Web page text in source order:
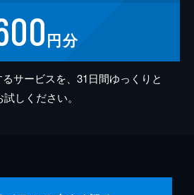
円分
サービスを、31日間ゆっくりと
試しください。